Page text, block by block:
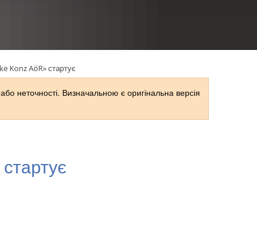
Konz AöR» стартує
неточності. Визначальною є оригінальна версія